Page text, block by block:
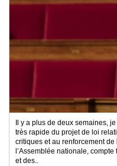
Il y a plus de deux semaines,
très rapide du projet de loi
critiques et au renforcement
l’Assemblée nationale,
et des..